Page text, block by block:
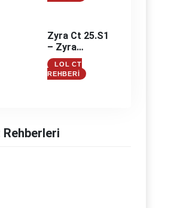
Zyra Ct 25.S1
– Zyra
Counter –
Zyra
Counterleri
LOL CT
REHBERI